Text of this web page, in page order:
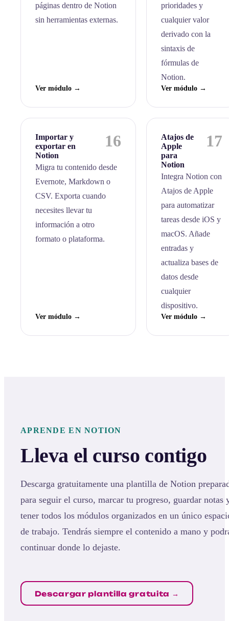
páginas dentro de Notion
sin herramientas externas.
Ver módulo →
prioridades y
cualquier valor
derivado con la
sintaxis de
fórmulas de
Notion.
Ver módulo →
Importar y
exportar en
Notion
16
Migra tu contenido desde
Evernote, Markdown o
CSV. Exporta cuando
necesites llevar tu
información a otro
formato o plataforma.
Ver módulo →
Atajos de
Apple
para
Notion
17
Integra Notion con
Atajos de Apple
para automatizar
tareas desde iOS y
macOS. Añade
entradas y
actualiza bases de
datos desde
cualquier
dispositivo.
Ver módulo →
APRENDE EN NOTION
Lleva el curso contigo
Descarga gratuitamente una plantilla de Notion
para seguir el curso, marcar tu progreso, guardar notas
tener todos los módulos organizados en un único
de trabajo. Tendrás siempre el contenido a mano y
continuar donde lo dejaste.
Descargar plantilla gratuita →